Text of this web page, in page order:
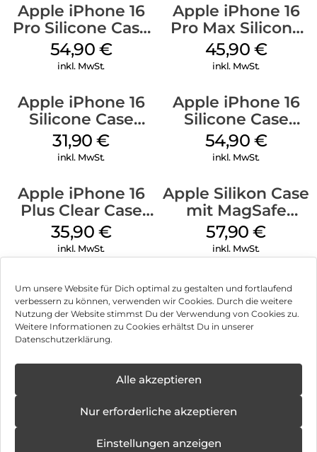
Um unsere Website für Dich optimal zu gestalten und fortlaufend
verbessern zu können, verwenden wir Cookies. Durch die weitere
Nutzung der Website stimmst Du der Verwendung von Cookies zu.
Weitere Informationen zu Cookies erhältst Du in unserer
Datenschutzerklärung.
Alle akzeptieren
Nur erforderliche akzeptieren
Einstellungen anzeigen
Apple iPhone 16
Pro Silicone Case
MagSafe Black
54,90 €
inkl. MwSt.
Apple iPhone 16
Pro Max Silicone
Case MagSafe
Ultramarine
45,90 €
inkl. MwSt.
Apple iPhone 16
Silicone Case
MagSafe Fuchsia
31,90€
inkl. MwSt.
Apple iPhone 16
Silicone Case
MagSafe Black
54,90 €
inkl. MwSt.
Apple iPhone 16
Plus Clear Case
MagSafe
Transparent
35,90 €
inkl. MwSt.
Apple Silikon Case
mit MagSafe
iPhone 14 Pro
(PRODUCT)RED
57,90€
inkl. MwSt.
Impressum
Hinweis zur Batterieentsorgung